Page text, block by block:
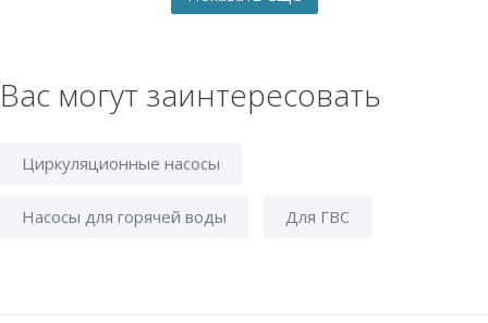
Вас могут заинтересовать
Циркуляционные насосы
Насосы для горячей воды Для ГВС